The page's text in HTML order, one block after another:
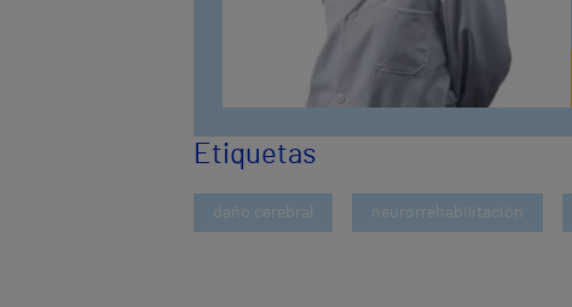
Etiquetas
daño cerebral neurorrehabilitación